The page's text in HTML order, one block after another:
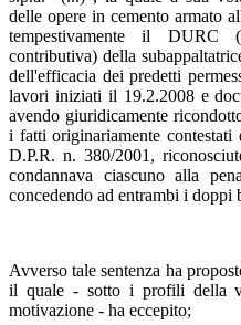
delle opere in cemento armato
tempestivamente il DURC
contributiva) della
dell'efficacia dei predetti
lavori iniziati il 19.2.2008 e
avendo giuridicamente
i fatti originariamente
D.P.R. n. 380/2001,
condannava ciascuno alla
concedendo ad entrambi i doppi
Avverso tale sentenza ha
il quale - sotto i profili della
motivazione - ha eccepito;